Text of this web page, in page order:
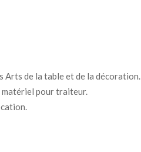
Arts de la table et de la décoration.
matériel pour traiteur.